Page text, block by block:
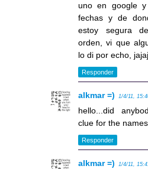
uno en google
fechas y de
estoy segura
orden, vi que
lo di por echo,
Responder
alkmar =) 1/4/11,
hello...did
clue for the
Responder
alkmar =) 1/4/11,